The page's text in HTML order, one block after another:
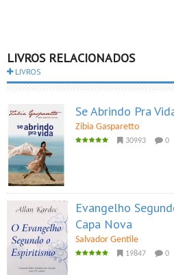
LIVROS RELACIONADOS
LIVROS
Se Abrindo Pra
Zibia Gasparetto
30993 0
Evangelho
Capa Nova
Salvador Gentile
19847 0